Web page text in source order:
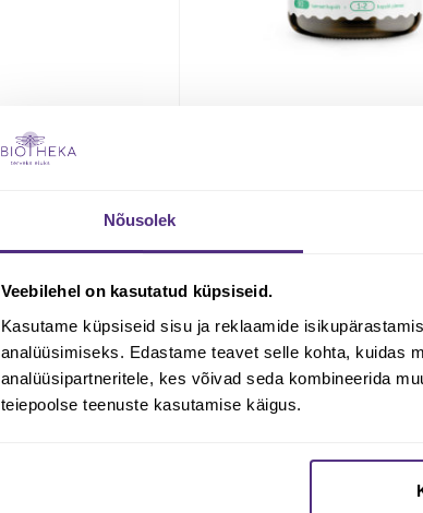
Nõusolek
Veebilehel on kasutatud küpsiseid.
Kasutame küpsiseid sisu ja reklaamide
analüüsimiseks. Edastame teavet selle kohta, kuidas
analüüsipartneritele, kes võivad seda kombineerida
teiepoolse teenuste kasutamise käigus.